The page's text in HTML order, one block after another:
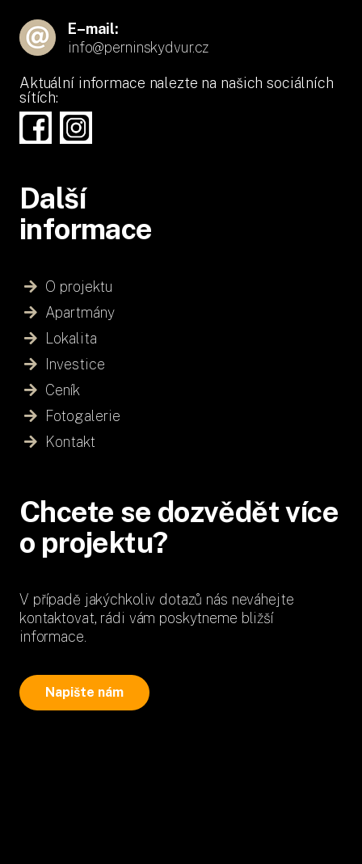
E–mail:
info@perninskydvur.cz
Aktuální informace nalezte na našich sociálních
sítích:
Další
informace
O projektu
Apartmány
Lokalita
Investice
Ceník
Fotogalerie
Kontakt
Chcete se dozvědět více
o projektu?
V případě jakýchkoliv dotazů nás neváhejte
kontaktovat, rádi vám poskytneme bližší
informace.
Napište nám